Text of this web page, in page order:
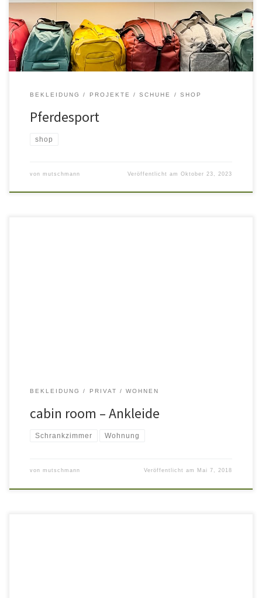
zurückhaltende Gestaltung gelegt. Die Ware steht im Vordergrund
– Licht setzt sie zusätzlich in Szene.
BEKLEIDUNG PROJEKTE SCHUHE SHOP
Pferdesport
shop
von mutschmann Veröffentlicht amOktober 23, 2023
BEKLEIDUNG PRIVAT WOHNEN
cabin room – Ankleide
Schrankzimmer Wohnung
von mutschmann Veröffentlicht am Mai 7, 2018